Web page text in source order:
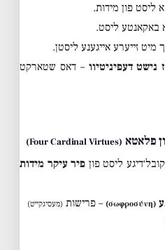
ליסט פון מידות.
באקאנטע ליסט.
מיט זייערע אייגענע ליסטן.
נישט דעפיניטיוו – דאס שטארקט
פלאטא (Four Cardinal Virtues)
ליסט פון פיר עיקר מידות
(σωφροσύνη) – פרישות (מעסיגקייט)